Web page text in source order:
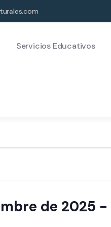
Servicios Educativos
de 2025 -